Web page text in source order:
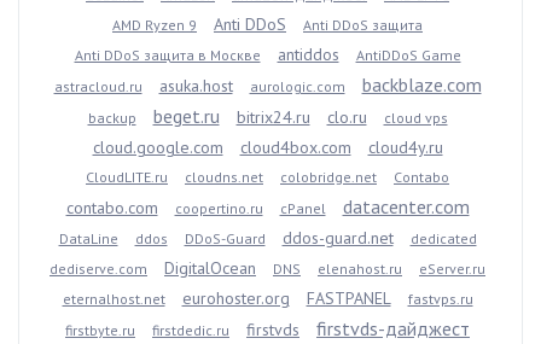
AMD Ryzen 9
Anti DDoS
Anti DDoS защита
Anti DDoS защита в Москве
antiddos
AntiDDoS Game
astracloud.ru
asuka.host aurologic.com backblaze.com
backup beget.ru bitrix24.ru clo.ru cloud vps
cloud.google.com cloud4box.com cloud4y.ru
CloudLITE.ru cloudns.net colobridge.net Contabo
contabo.com coopertino.ru cPanel datacenter.com
DataLine ddos DDoS-Guard ddos-guard.net
dedicated
dediserve.com
DigitalOcean DNS elenahost.ru
eServer.ru
eternalhost.net
eurohoster.org FASTPANEL
fastvps.ru
firstbyte.ru
firstdedic.ru firstvds firstvds-дайджест